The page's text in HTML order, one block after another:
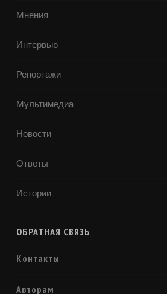
Мнения
Интервью
Репортажи
Мультимедиа
Новости
Ответы
Истории
ОБРАТНАЯ СВЯЗЬ
Контакты
Авторам